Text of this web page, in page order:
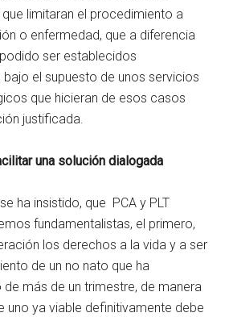
limitaran el procedimiento a
o enfermedad, que a diferencia
ser establecidos
el supuesto de unos servicios
que hicieran de esos casos
justificada.
una solución dialogada
ha insistido, que PCA y PLT
fundamentalistas, el primero,
los derechos a la vida y a ser
de un no nato que ha
más de un trimestre, de manera
uno ya viable definitivamente debe